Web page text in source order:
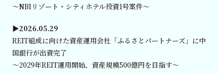
～NBIリゾート・シティホテル投資1号案件～
▶︎2026.05.29
REIT組成に向けた資産運用会社「ふるさとパートナーズ」に中
国銀行が出資完了
～2029年REIT運用開始、資産規模500億円を目指す～